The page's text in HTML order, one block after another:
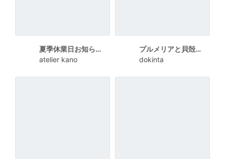
夏季休業日お知らせポスター
atelier kano
プルメリアと貝殻のサマーセールポスター2
dokinta